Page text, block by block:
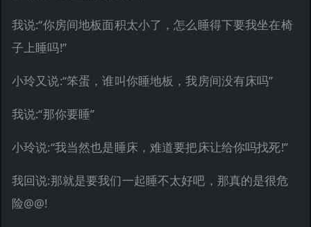
我说:“你房间地板面积太小了，怎么睡得下要我坐在椅
子上睡吗!”
小玲又说:“笨蛋，谁叫你睡地板，我房间没有床吗”
我说:“那你要睡”
小玲说:“我当然也是睡床，难道要把床让给你吗找死!”
我回说:那就是要我们一起睡不太好吧，那真的是很危
险@@!